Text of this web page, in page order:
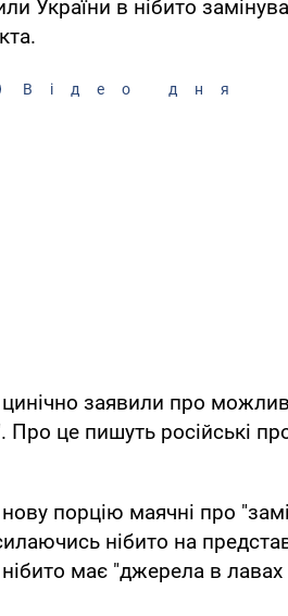
України в нібито
Відео дня
цинічно заявили про
Про це пишуть російські
порцію маячні про
нібито на
має "джерела в